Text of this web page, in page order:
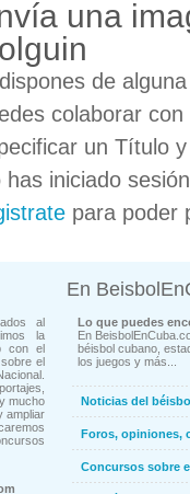
una
de
colaborar
un Título
has iniciado
para poder
al
la
con el
el
mucho
ampliar
En
Lo que puedes
En
béisbol cubano,
los juegos y más...
Noticias del
Foros, opiniones,
Concursos sobre